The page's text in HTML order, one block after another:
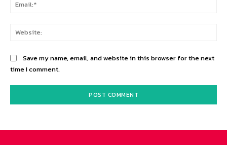
Save my name, email, and website in this browser for the next
time I comment.